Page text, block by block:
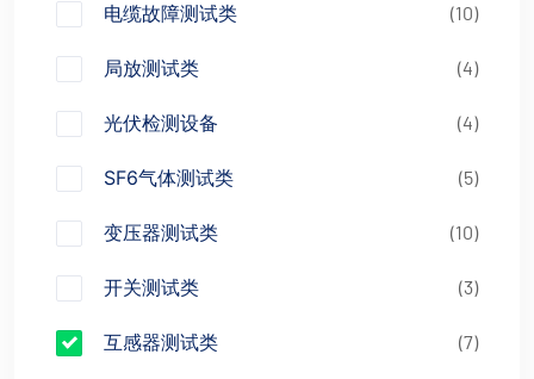
电缆故障测试类 (10)
局放测试类 (4)
光伏检测设备 (4)
SF6气体测试类 (5)
变压器测试类 (10)
开关测试类 (3)
互感器测试类 (7)